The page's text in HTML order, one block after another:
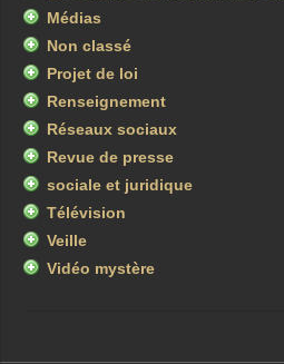
Médias
Non classé
Projet de loi
Renseignement
Réseaux sociaux
Revue de presse
sociale et juridique
Télévision
Veille
Vidéo mystère